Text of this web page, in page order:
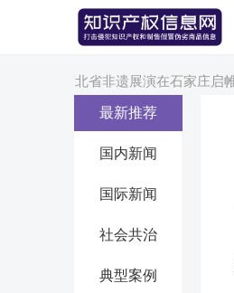
热河”河北省非遗展演在石家庄启帷
最新推荐
国内新闻
国际新闻
社会共治
典型案例